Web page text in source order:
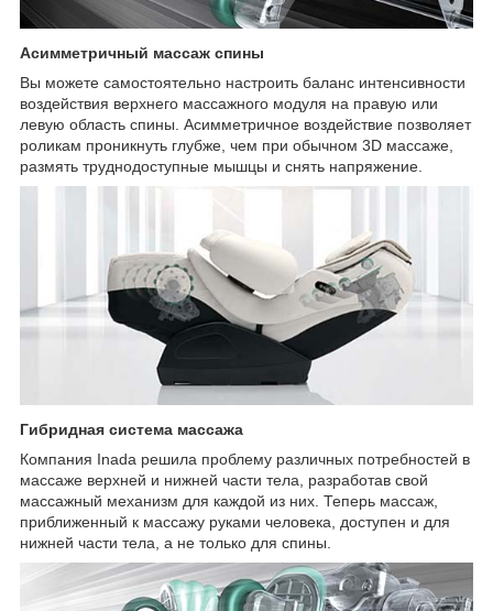
Асимметричный массаж спины
Вы можете самостоятельно настроить баланс интенсивности
воздействия верхнего массажного модуля на правую или
левую область спины. Асимметричное воздействие позволяет
роликам проникнуть глубже, чем при обычном 3D массаже,
размять труднодоступные мышцы и снять напряжение.
Гибридная система массажа
Компания Inada решила проблему различных потребностей в
массаже верхней и нижней части тела, разработав свой
массажный механизм для каждой из них. Теперь массаж,
приближенный к массажу руками человека, доступен и для
нижней части тела, а не только для спины.